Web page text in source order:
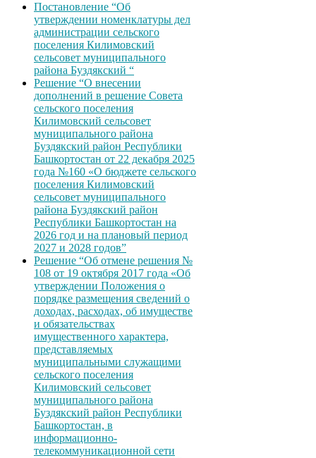
Постановление “Об
утверждении номенклатуры дел
администрации сельского
поселения Килимовский
сельсовет муниципального
района Буздякский “
Решение “О внесении
дополнений в решение Совета
сельского поселения
Килимовский сельсовет
муниципального района
Буздякский район Республики
Башкортостан от 22 декабря 2025
года №160 «О бюджете сельского
поселения Килимовский
сельсовет муниципального
района Буздякский район
Республики Башкортостан на
2026 год и на плановый период
2027 и 2028 годов”
Решение “Об отмене решения №
108 от 19 октября 2017 года «Об
утверждении Положения о
порядке размещения сведений о
доходах, расходах, об имуществе
и обязательствах
имущественного характера,
представляемых
муниципальными служащими
сельского поселения
Килимовский сельсовет
муниципального района
Буздякский район Республики
Башкортостан, в
информационно-
телекоммуникационной сети